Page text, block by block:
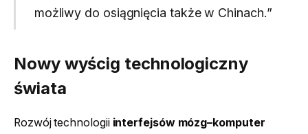
możliwy do osiągnięcia także w Chinach.”
Nowy wyścig technologiczny
świata
Rozwój technologii interfejsów mózg–komputer